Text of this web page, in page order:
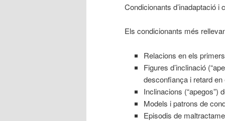
Condicionants d’inadaptació i
Els condicionants més
Relacions en els
Figures d’inclinació
desconfiança i retard
Inclinacions (“apegos”)
Models i patrons de
Episodis de